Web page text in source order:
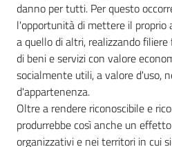
danno per tutti. Per questo
l'opportunità di mettere il proprio
a quello di altri, realizzando
di beni e servizi con valore
socialmente utili, a valore d'uso,
d'appartenenza.
Oltre a rendere riconoscibile e
produrrebbe così anche un
organizzativi e nei territori in cui